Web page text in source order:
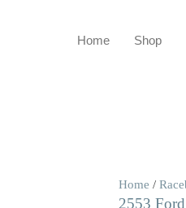
Home Shop
Home /
2553